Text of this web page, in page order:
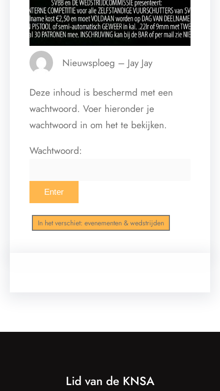
Nieuwsploeg – Jay Jay
Deze inhoud is beschermd met een
wachtwoord. Voer hieronder je
wachtwoord in om het te bekijken.
Wachtwoord:
In het verschiet: evenementen & wedstrijden
Lid van de KNSA